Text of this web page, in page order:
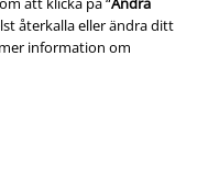
återkalla eller ändra ditt
information om